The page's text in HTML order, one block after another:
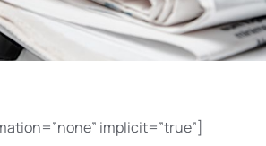
implicit=”true”]